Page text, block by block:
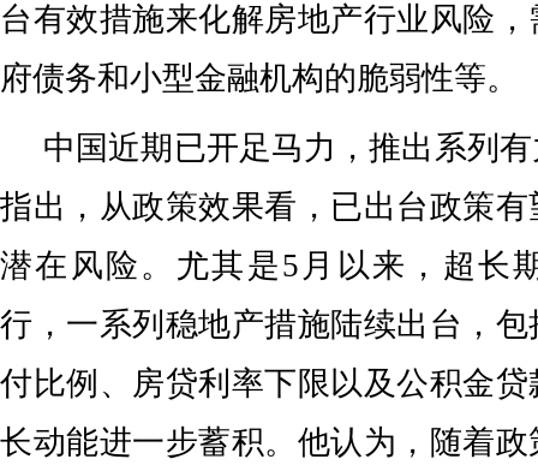
台有效措施来化解房地产行业风险
府债务和小型金融机构的脆弱性等。
中国近期已开足马力，推出系列
指出，从政策效果看，已出台政策
潜在风险。尤其是5月以来，超长
行，一系列稳地产措施陆续出台，
付比例、房贷利率下限以及公积金
长动能进一步蓄积。他认为，随着